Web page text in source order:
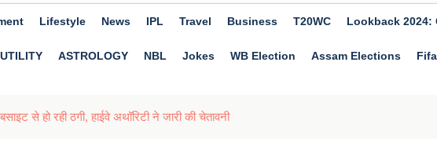
Lifestyle News IPL Travel Business T20WC Lookback 2024:
UTILITY ASTROLOGY NBL Jokes WB Election Assam Elections Fifa
से हो रही ठगी, हाईवे अथॉरिटी ने जारी की चेतावनी